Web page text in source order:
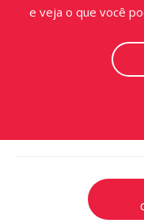
e veja o que você